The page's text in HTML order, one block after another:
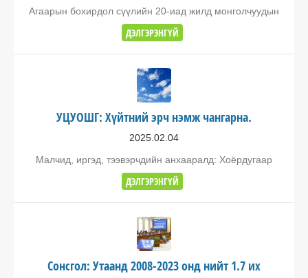
Агаарын бохирдол сүүлийн 20-иад жилд монголчуудын
ДЭЛГЭРЭНГҮЙ
УЦУОШГ: Хүйтний эрч нэмж чангарна.
2025.02.04
Малчид, иргэд, тээвэрчдийн анхааралд: Хоёрдугаар
ДЭЛГЭРЭНГҮЙ
Сонсгол: Утаанд 2008-2023 онд нийт 1.7 их